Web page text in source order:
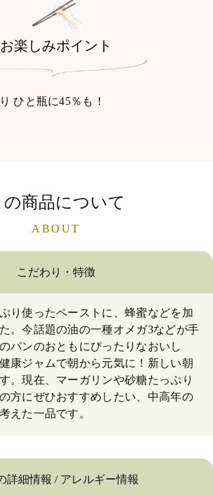
お楽しみポイント
ひと瓶に45％も！
の商品について
ABOUT
こだわり・特徴
り使ったペーストに、蜂蜜などを加
。今話題の油の一種オメガ3などが手
パンのおともにぴったりなおいし
康ジャムで朝から元気に！新しい朝
。現在、マーガリンや砂糖たっぷり
方にぜひおすすめしたい、中高年の
えた一品です。
詳細情報 / アレルギー情報